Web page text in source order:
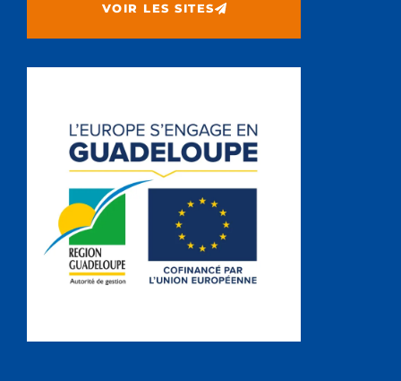
VOIR LES SITES